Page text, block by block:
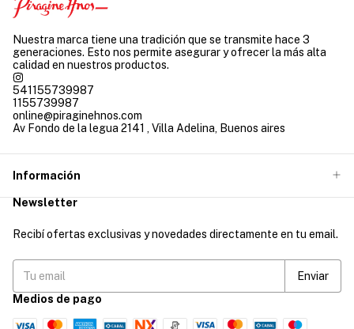
Nuestra marca tiene una tradición que se transmite hace 3
generaciones. Esto nos permite asegurar y ofrecer la más alta
calidad en nuestros productos.
541155739987
1155739987
online@piraginehnos.com
Av Fondo de la legua 2141 , Villa Adelina, Buenos aires
Información
Newsletter
Recibí ofertas exclusivas y novedades directamente en tu email.
Medios de pago